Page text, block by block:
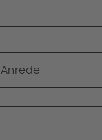
Anrede